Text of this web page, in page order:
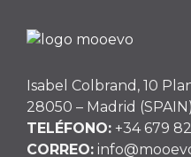
Isabel Colbrand, 10
28050 – Madrid (SPAIN)
TELÉFONO: +34 679
CORREO: